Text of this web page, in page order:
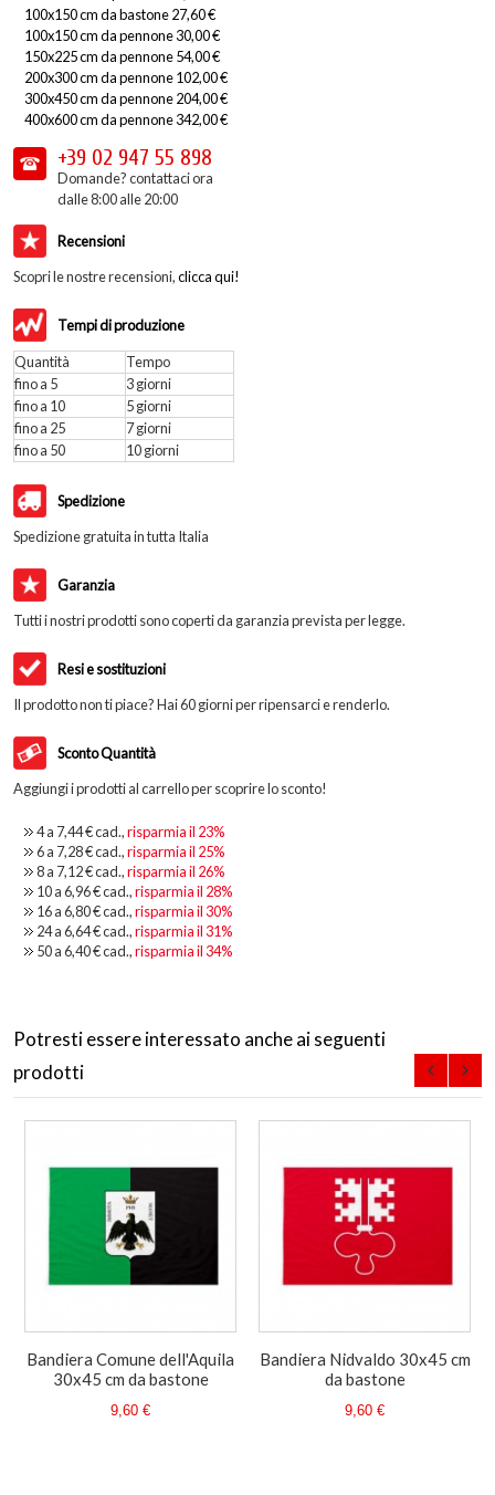
100x150 cm da bastone 27,60 €
100x150 cm da pennone 30,00 €
150x225 cm da pennone 54,00 €
200x300 cm da pennone 102,00 €
300x450 cm da pennone 204,00 €
400x600 cm da pennone 342,00 €
+39 02 947 55 898
Domande? contattaci ora
dalle 8:00 alle 20:00
Recensioni
Scopri le nostre recensioni,clicca qui!
Tempi di produzione
Quantità
Tempo
fino a 5
3 giorni
fino a 10
5 giorni
fino a 25
7 giorni
fino a 50
10 giorni
Spedizione
Spedizione gratuita in tutta Italia
Garanzia
Tutti i nostri prodotti sono coperti da garanzia prevista per legge.
Resi e sostituzioni
Il prodotto non ti piace? Hai 60 giorni per ripensarci e renderlo.
Sconto Quantità
Aggiungi i prodotti al carrello per scoprire lo sconto!
4 a 7,44 €cad.,risparmia il 23%
6 a 7,28 €cad.,risparmia il 25%
8 a 7,12 €cad.,risparmia il 26%
10 a6,96 €cad.,risparmia il 28%
16 a6,80 €cad.,risparmia il 30%
24 a6,64 €cad.,risparmia il 31%
50 a6,40 €cad.,risparmia il 34%
Potresti essere interessato anche ai seguenti
prodotti
Bandiera Comune dell'Aquila
30x45 cm da bastone
9,60 €
Bandiera Nidvaldo 30x45 cm
da bastone
9,60 €